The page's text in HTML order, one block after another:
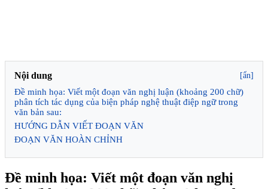
Nội dung [ẩn]
Đề minh họa: Viết một đoạn văn nghị luận (khoảng 200 chữ)
phân tích tác dụng của biện pháp nghệ thuật điệp ngữ trong
văn bản sau:
HƯỚNG DẪN VIẾT ĐOẠN VĂN
ĐOẠN VĂN HOÀN CHỈNH
Đề minh họa: Viết một đoạn văn nghị